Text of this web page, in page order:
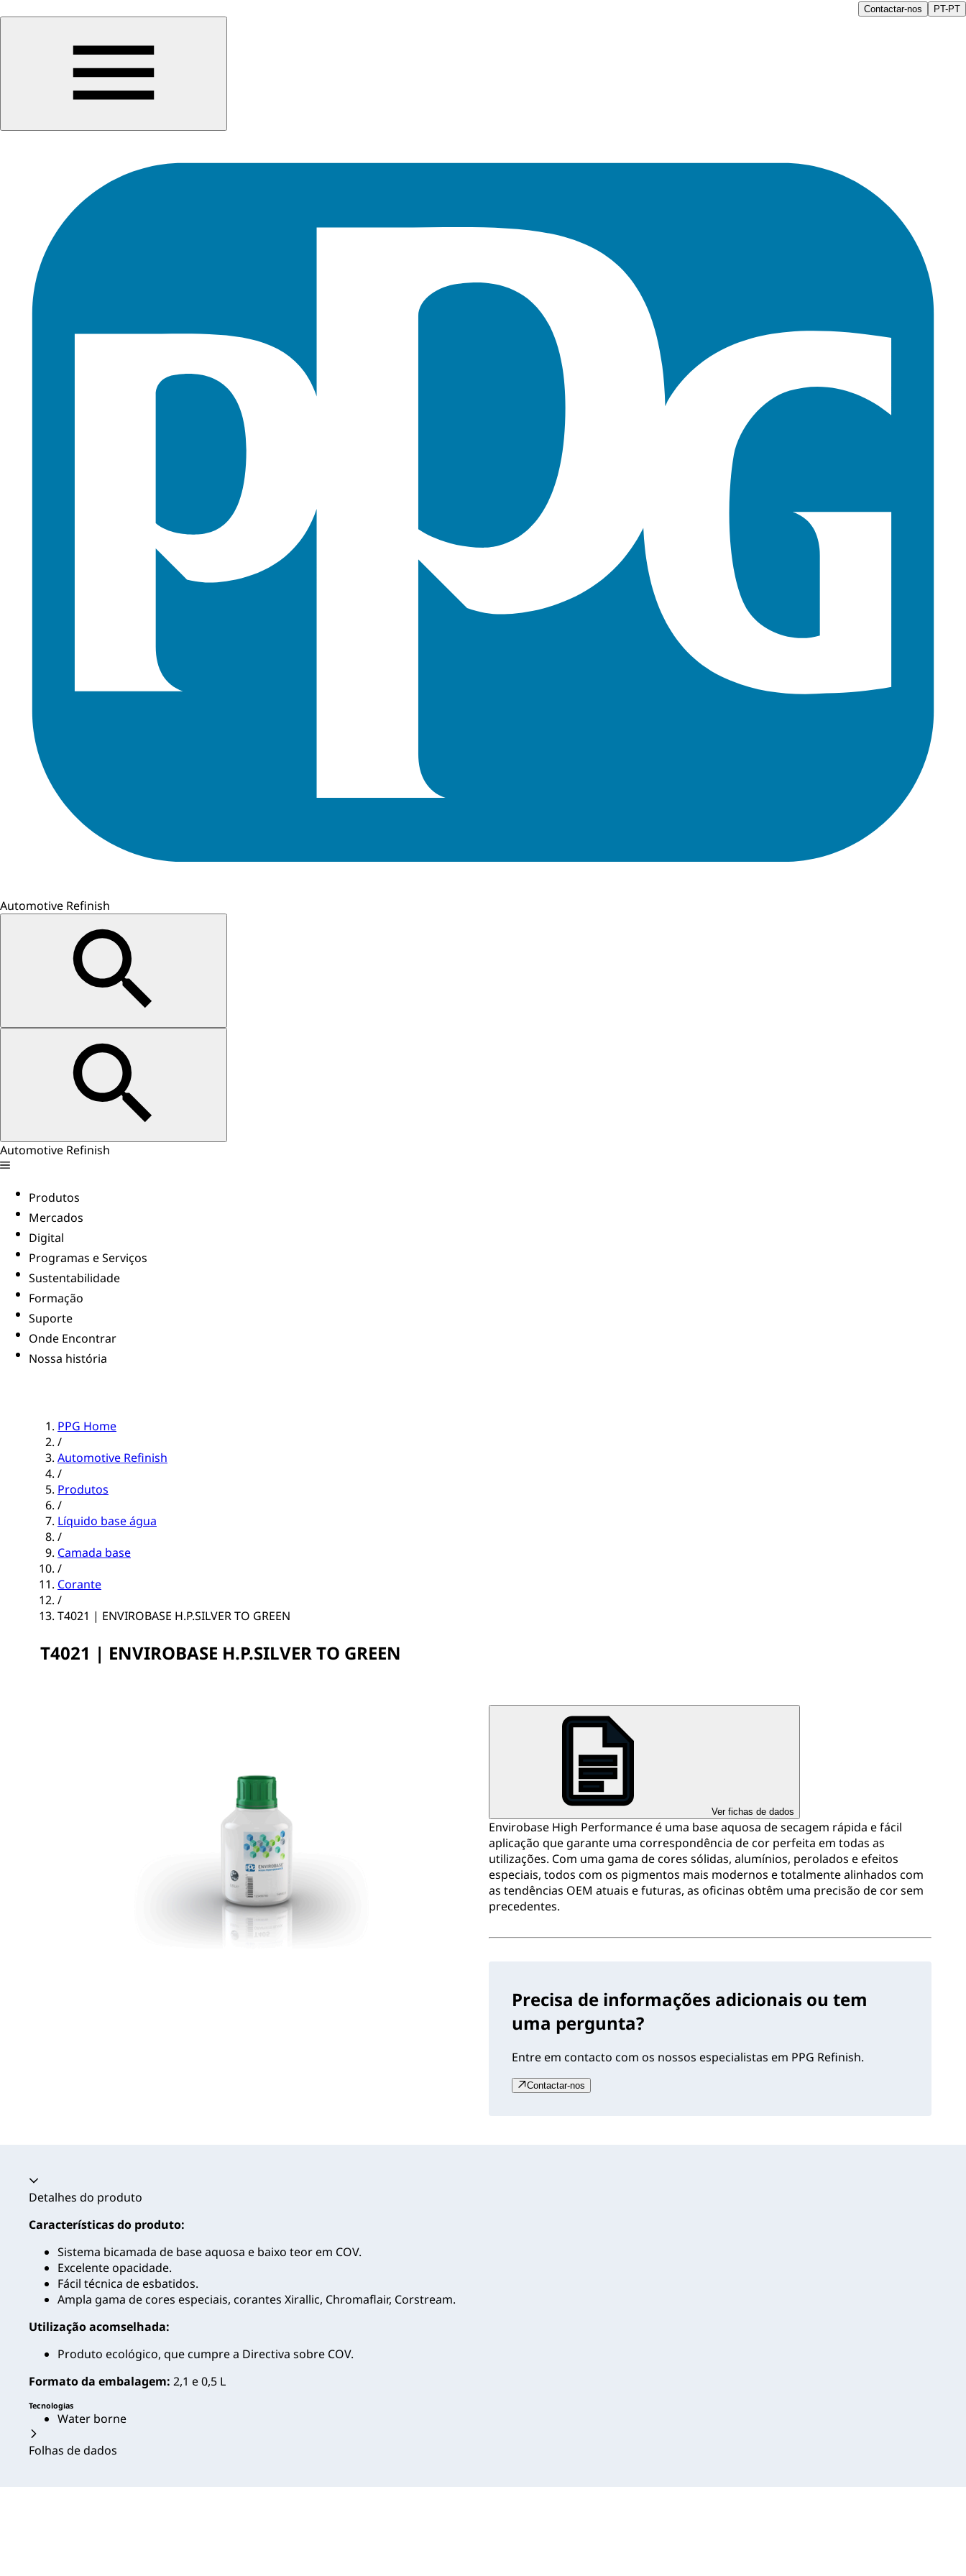
Contactar-nos PT-PT
Automotive Refinish
Automotive Refinish
Produtos
Mercados
Digital
Programas e Serviços
Sustentabilidade
Formação
Suporte
Onde Encontrar
Nossa história
PPG Home
/
Automotive Refinish
/
Produtos
/
Líquido base água
/
Camada base
/
Corante
/
T4021 | ENVIROBASE H.P.SILVER TO GREEN
T4021 | ENVIROBASE H.P.SILVER TO GREEN
Ver fichas de dados
Envirobase High Performance é uma base aquosa de secagem rápida e fácil
aplicação que garante uma correspondência de cor perfeita em todas as
utilizações. Com uma gama de cores sólidas, alumínios, perolados e efeitos
especiais, todos com os pigmentos mais modernos e totalmente alinhados com
as tendências OEM atuais e futuras, as oficinas obtêm uma precisão de cor sem
precedentes.
Precisa de informações adicionais ou tem
uma pergunta?
Entre em contacto com os nossos especialistas em PPG Refinish.
Contactar-nos
Acordeão recolhido
Detalhes do produto
Características do produto:
Sistema bicamada de base aquosa e baixo teor em COV.
Excelente opacidade.
Fácil técnica de esbatidos.
Ampla gama de cores especiais, corantes Xirallic, Chromaflair, Corstream.
Utilização acomselhada:
Produto ecológico, que cumpre a Directiva sobre COV.
Formato da embalagem: 2,1 e 0,5 L
Tecnologias
Water borne
Folhas de dados